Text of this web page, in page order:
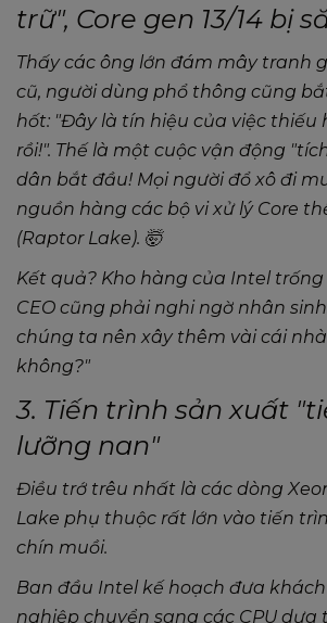
trữ", Core gen 13/14 bị
Thấy các ông lớn đám mây tranh
cũ, người dùng phổ thông cũng
hốt: "Đây là tín hiệu của việc thiếu
rồi!". Thế là một cuộc vận động
dân bắt đầu! Mọi người đổ xô đi
nguồn hàng các bộ vi xử lý Core
(Raptor Lake). 🤯
Kết quả? Kho hàng của Intel
CEO cũng phải nghi ngờ nhân
chúng ta nên xây thêm vài cái
không?"
3. Tiến trình sản xuất
lưỡng nan"
Điều trớ trêu nhất là các dòng
Lake phụ thuộc rất lớn vào tiến
chín muồi.
Ban đầu Intel kế hoạch đưa
nghiệp chuyển sang các CPU dựa